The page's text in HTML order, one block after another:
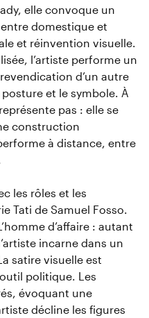
elle convoque un
domestique et
et réinvention visuelle.
l’artiste performe un
d’un autre
et le symbole. À
pas : elle se
construction
à distance, entre
les rôles et les
Tati de Samuel Fosso.
d’affaire : autant
incarne dans un
satire visuelle est
politique. Les
évoquant une
décline les figures